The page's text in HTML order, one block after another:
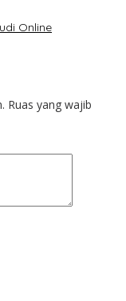
Online
Ruas yang wajib